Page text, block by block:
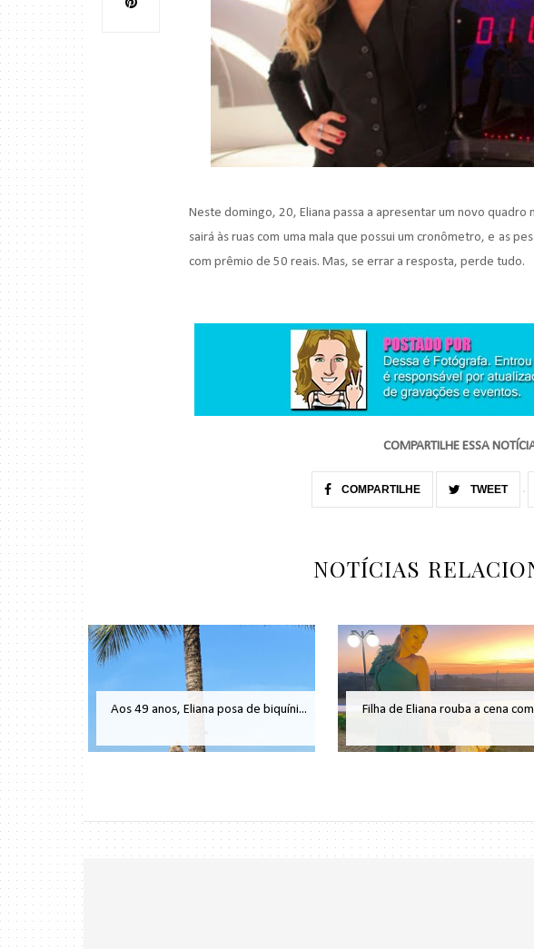
Neste domingo, 20, Eliana passa a apresentar um novo quadro
sairá às ruas com uma mala que possui um cronômetro, e as
com prêmio de 50 reais. Mas, se errar a resposta, perde tudo.
COMPARTILHE ESSA
COMPARTILHE TWEET
NOTÍCIAS
Aos 49 anos, Eliana posa de biquíni... Filha de Eliana rouba a cena